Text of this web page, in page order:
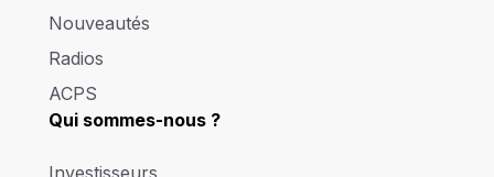
Nouveautés
Radios
ACPS
Qui sommes-nous ?
Investisseurs